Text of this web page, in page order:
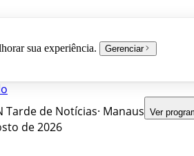
sua experiência. Gerenciar
Tarde de Notícias· Manaus Ver
de 2026